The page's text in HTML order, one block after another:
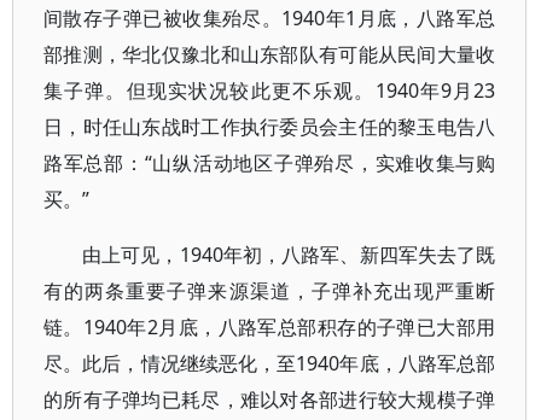
间散存子弹已被收集殆尽。1940年1月底，八路军总
部推测，华北仅豫北和山东部队有可能从民间大量收
集子弹。但现实状况较此更不乐观。1940年9月23
日，时任山东战时工作执行委员会主任的黎玉电告八
路军总部：“山纵活动地区子弹殆尽，实难收集与购
买。”
由上可见，1940年初，八路军、新四军失去了既
有的两条重要子弹来源渠道，子弹补充出现严重断
链。1940年2月底，八路军总部积存的子弹已大部用
尽。此后，情况继续恶化，至1940年底，八路军总部
的所有子弹均已耗尽，难以对各部进行较大规模子弹